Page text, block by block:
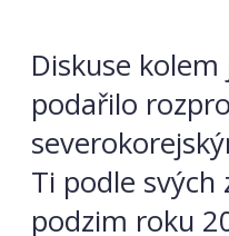
Diskuse
podařilo
Ti podle svých
podzim roku